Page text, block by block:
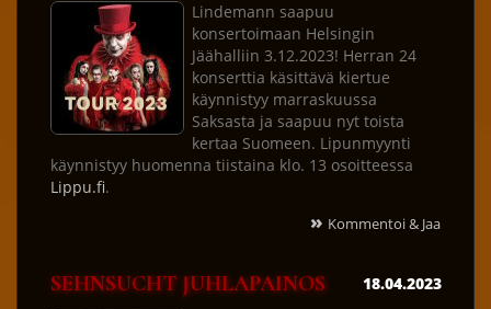
Lindemann saapuu
konsertoimaan Helsingin
Jäähalliin 3.12.2023! Herran 24
konserttia käsittävä kiertue
käynnistyy marraskuussa
Saksasta ja saapuu nyt toista
kertaa Suomeen. Lipunmyynti
käynnistyy huomenna tiistaina klo. 13 osoitteessa
Lippu.fi.
» Kommentoi & Jaa
SEHNSUCHT JUHLAPAINOS
18.04.2023